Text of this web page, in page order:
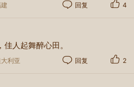
回复 4
人起舞醉心田。
利亚 回复 2